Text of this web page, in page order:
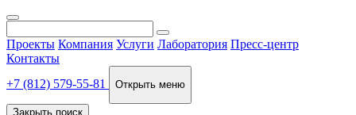
Проекты Компания Услуги Лаборатория Пресс-центр
Контакты
+7 (812) 579-55-81
Открыть меню
Закрыть поиск